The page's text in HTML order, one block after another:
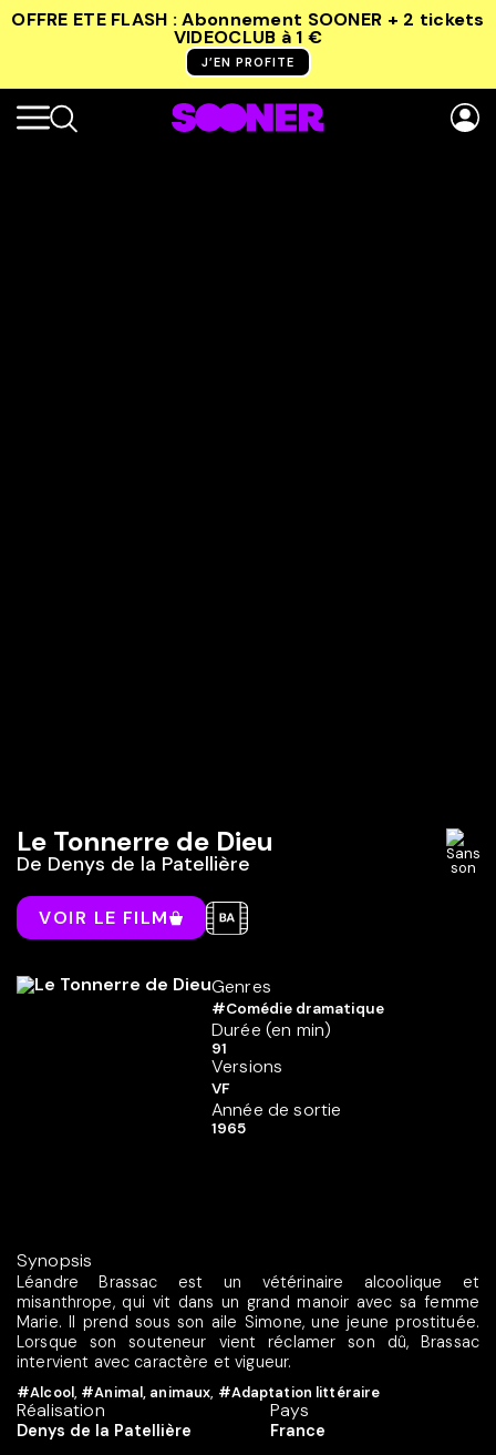
OFFRE ETE FLASH : Abonnement SOONER + 2 tickets
VIDEOCLUB à 1 €
J’EN PROFITE
Le Tonnerre de Dieu
De Denys de la Patellière
VOIR LE FILM
Genres
#Comédie dramatique
Durée (en min)
91
Versions
VF
Année de sortie
1965
Synopsis
Léandre Brassac est un vétérinaire alcoolique et
misanthrope, qui vit dans un grand manoir avec sa femme
Marie. Il prend sous son aile Simone, une jeune prostituée.
Lorsque son souteneur vient réclamer son dû, Brassac
intervient avec caractère et vigueur.
#Alcool, #Animal, animaux, #Adaptation littéraire
Réalisation
Denys de la Patellière
Pays
France